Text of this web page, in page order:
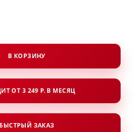
В КОРЗИНУ
ОТ 3 249 Р. В МЕСЯЦ
БЫСТРЫЙ ЗАКАЗ